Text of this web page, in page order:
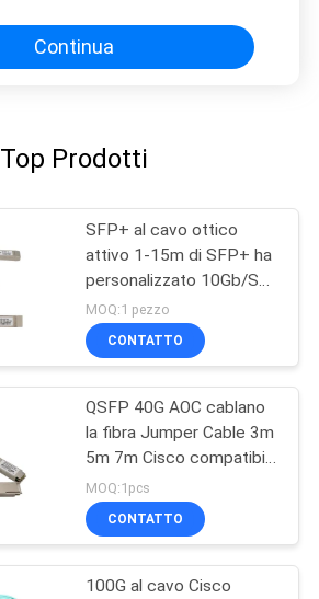
Continua
Top Prodotti
SFP+ al cavo ottico
attivo 1-15m di SFP+ ha
personalizzato 10Gb/S
ad alta velocità
MOQ:1 pezzo
CONTATTO
QSFP 40G AOC cablano
la fibra Jumper Cable 3m
5m 7m Cisco compatibile
20m
MOQ:1pcs
CONTATTO
100G al cavo Cisco